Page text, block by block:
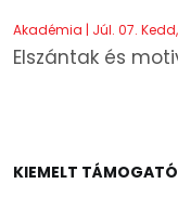
Akadémia | Júl. 07. Kedd,
Elszántak és
KIEMELT